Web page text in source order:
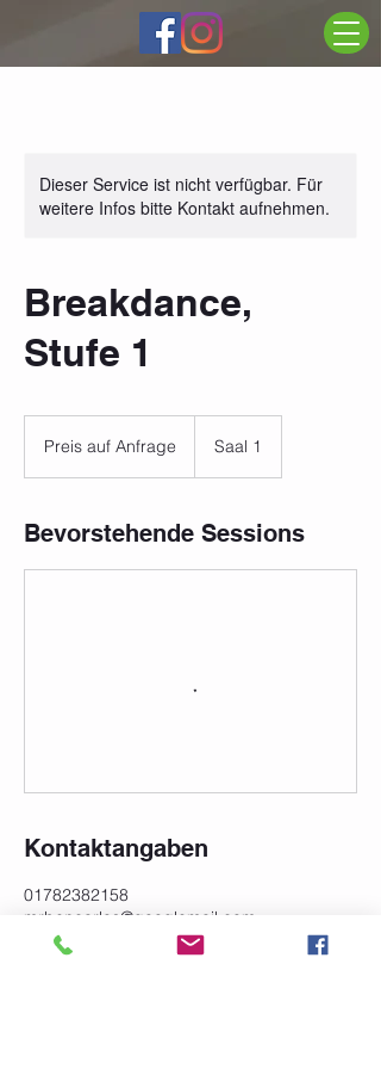
Dieser Service ist nicht verfügbar. Für
weitere Infos bitte Kontakt aufnehmen.
Breakdance,
Stufe 1
Anfrage
Preis auf Anfrage Saal 1
Bevorstehende Sessions
Kontaktangaben
01782382158
mrbencarlos@googlemail.com
Hauffstraße 2, Schwäbisch Gmünd,
Deutschland